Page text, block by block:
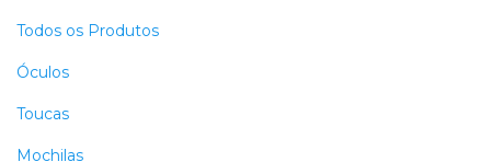
Todos os Produtos
Óculos
Toucas
Mochilas